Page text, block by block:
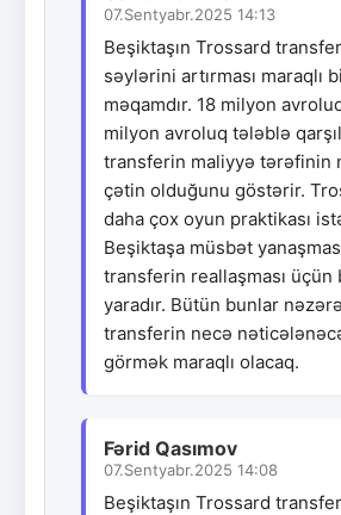
07.Sentyabr.2025 14:13
Beşiktaşın Trossard
səylərini artırması maraqlı
məqamdır. 18 milyon
milyon avroluq tələblə
transferin maliyyə tərəfinin
çətin olduğunu göstərir.
daha çox oyun praktikası
Beşiktaşa müsbət
transferin reallaşması üçün
yaradır. Bütün bunlar
transferin necə
görmək maraqlı olacaq.
Fərid Qasımov
07.Sentyabr.2025 14:08
Beşiktaşın Trossard